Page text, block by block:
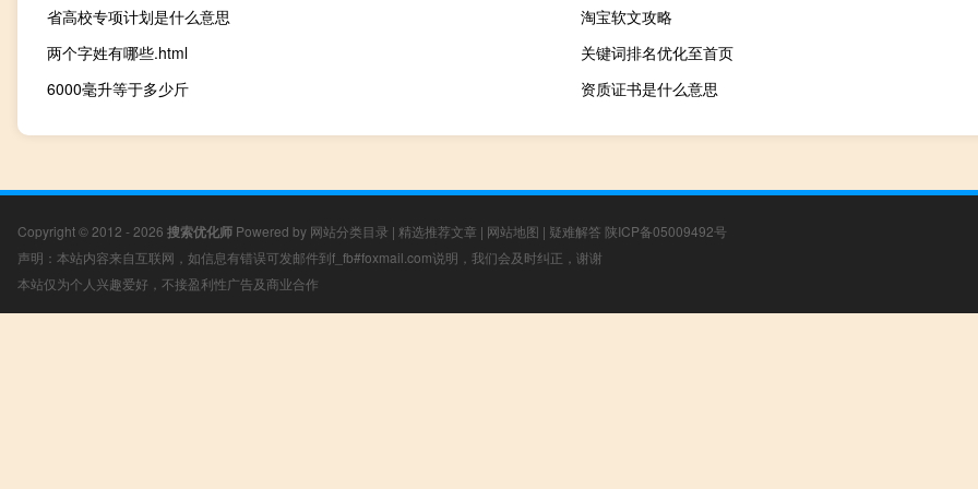
省高校专项计划是什么意思
淘宝软文攻略
两个字姓有哪些.html
关键词排名优化至首页
6000毫升等于多少斤
资质证书是什么意思
Copyright © 2012 - 2026 搜索优化师 Powered by 网站分类目录 | 精选推荐文章 | 网站地图 | 疑难解答 陕ICP备05009492号
声明：本站内容来自互联网，如信息有错误可发邮件到f_fb#foxmail.com说明，我们会及时纠正，谢谢
本站仅为个人兴趣爱好，不接盈利性广告及商业合作